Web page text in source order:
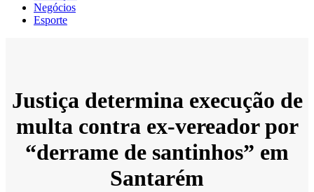
Negócios
Esporte
Justiça determina execução de
multa contra ex-vereador por
“derrame de santinhos” em
Santarém